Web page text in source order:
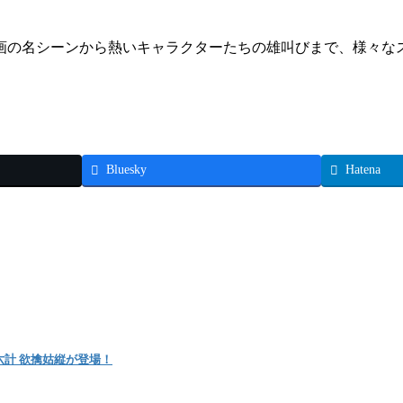
名シーンから熱いキャラクターたちの雄叫びまで、様々
Bluesky Hatena
欲擒姑縦が登場！